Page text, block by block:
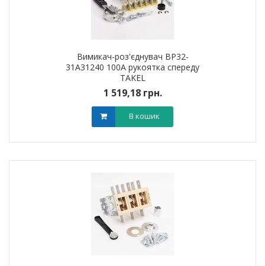
Вимикач-роз'єднувач ВР32-
31A31240 100А рукоятка спереду
TAKEL
1 519,18 грн.
В кошик